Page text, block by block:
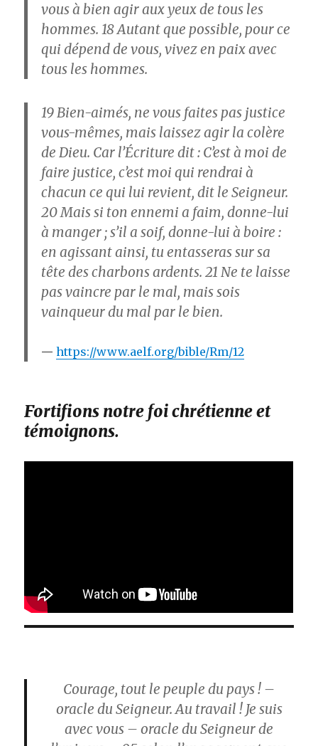
vous à bien agir aux yeux de tous les
hommes.18Autant que possible, pour ce
qui dépend de vous, vivez en paix avec
tous les hommes.
19Bien-aimés, ne vous faites pas justice
vous-mêmes, mais laissez agir la colère
de Dieu. Car l’Écriture dit : C’est à moi de
faire justice, c’est moi qui rendrai à
chacun ce qui lui revient, dit le Seigneur.
20Mais si ton ennemi a faim, donne-lui
à manger ; s’il a soif, donne-lui à boire :
en agissant ainsi, tu entasseras sur sa
tête des charbons ardents.21 Ne te laisse
pas vaincre par le mal, mais sois
vainqueur du mal par le bien.
https://www.aelf.org/bible/Rm/12
Fortifions notre foi chrétienne et
témoignons.
Courage, tout le peuple du pays ! –
oracle du Seigneur. Au travail ! Je suis
avec vous – oracle du Seigneur de